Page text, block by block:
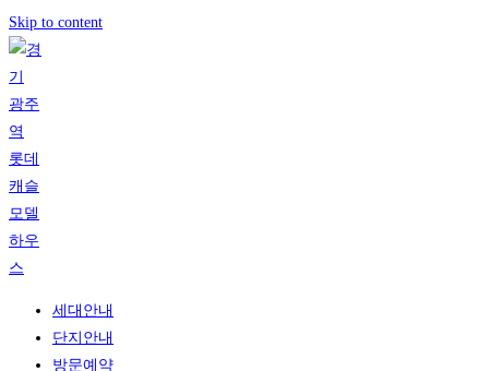
Skip to content
세대안내
단지안내
방문예약